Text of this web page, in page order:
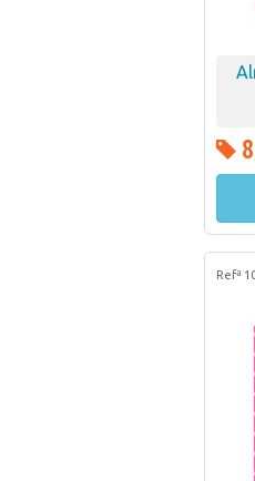
Refª